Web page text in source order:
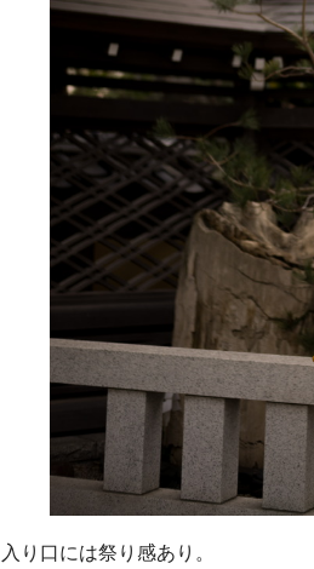
入り口には祭り感あり。